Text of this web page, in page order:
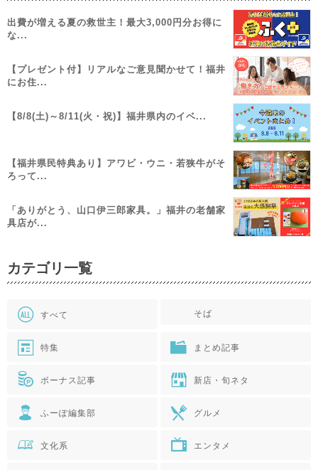
出費が増える夏の救世主！最大3,000円分お得に
な...
【プレゼント付】リアルなご意見聞かせて！福井
にお住...
【8/8(土)～8/11(火・祝)】福井県内のイベ...
【福井県民特典あり】アワビ・ウニ・若狭牛がそ
ろって...
「ありがとう、山口伊三郎家具。」福井の老舗家
具店が...
カテゴリ一覧
すべて そば
特集 まとめ記事
ボーナス記事 新店・旬ネタ
ふーぽ編集部 グルメ
文化系 エンタメ